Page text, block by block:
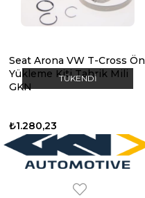
TÜKENDI
Seat Arona VW T-Cross Ön
Yükleme Kiti Tahrik Mili
GKN
₺1.280,23